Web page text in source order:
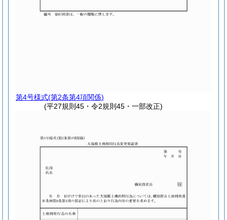
第4号様式(第2条第4項関係)
(平27規則45・令2規則45・一部改正)